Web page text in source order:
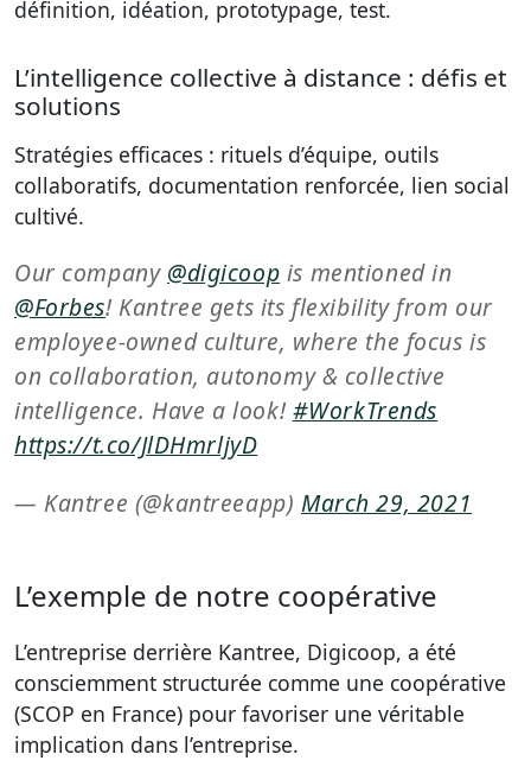
définition, idéation, prototypage, test.
L’intelligence collective à distance : défis et
solutions
Stratégies efficaces : rituels d’équipe, outils
collaboratifs, documentation renforcée, lien social
cultivé.
Our company @digicoop is mentioned in
@Forbes! Kantree gets its flexibility from our
employee-owned culture, where the focus is
on collaboration, autonomy & collective
intelligence. Have a look!#WorkTrends
https://t.co/JlDHmrljyD
— Kantree (@kantreeapp) March 29, 2021
L’exemple de notre coopérative
L’entreprise derrière Kantree, Digicoop, a été
consciemment structurée comme une coopérative
(SCOP en France) pour favoriser une véritable
implication dans l’entreprise.